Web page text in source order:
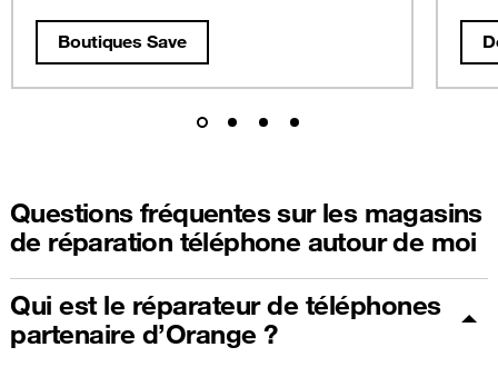
Boutiques Save
Questions fréquentes sur les magasins
de réparation téléphone autour de moi
Qui est le réparateur de téléphones
partenaire d’Orange ?